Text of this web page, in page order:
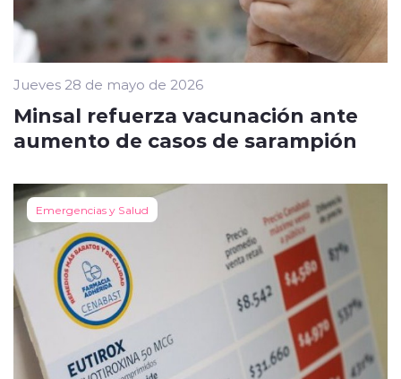
Jueves 28 de mayo de 2026
Minsal refuerza vacunación ante
aumento de casos de sarampión
Emergencias y Salud